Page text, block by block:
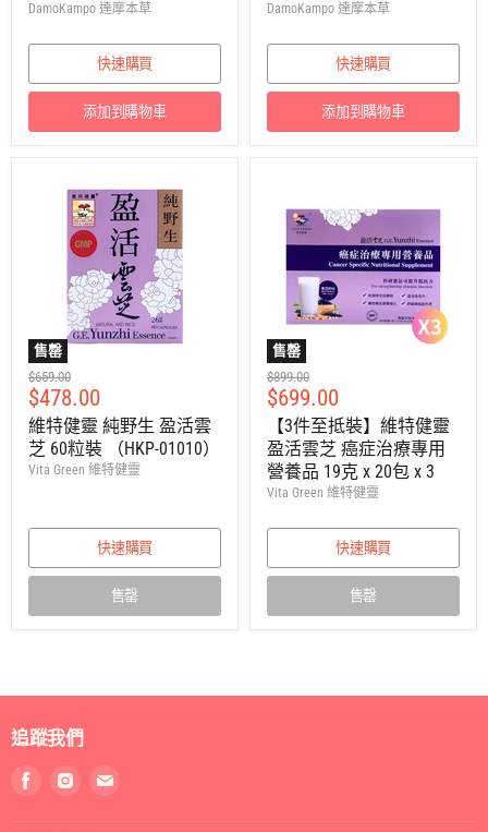
DamoKampo 達摩本草
快速購買
添加到購物車
DamoKampo 達摩本草
快速購買
添加到購物車
售罄
建
議
零
售
價
$659.00
售
價
$478.00
維特健靈 純野生 盈活雲
芝 60粒裝 （HKP-01010）
Vita Green 維特健靈
快速購買
售罄
售罄
建
議
零
售
價
$899.00
售
價
$699.00
【3件至抵裝】維特健靈
盈活雲芝 癌症治療專用
營養品 19克 x 20包 x 3
Vita Green 維特健靈
快速購買
售罄
追蹤我們